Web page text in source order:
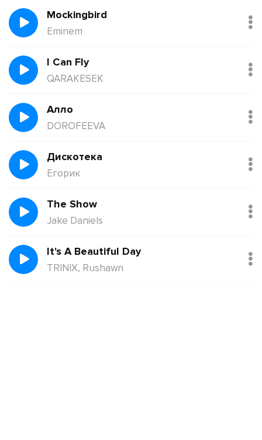
Mockingbird
Eminem
I Can Fly
QARAKESEK
Алло
DOROFEEVA
Дискотека
Егорик
The Show
Jake Daniels
It's A Beautiful Day
TRINIX, Rushawn